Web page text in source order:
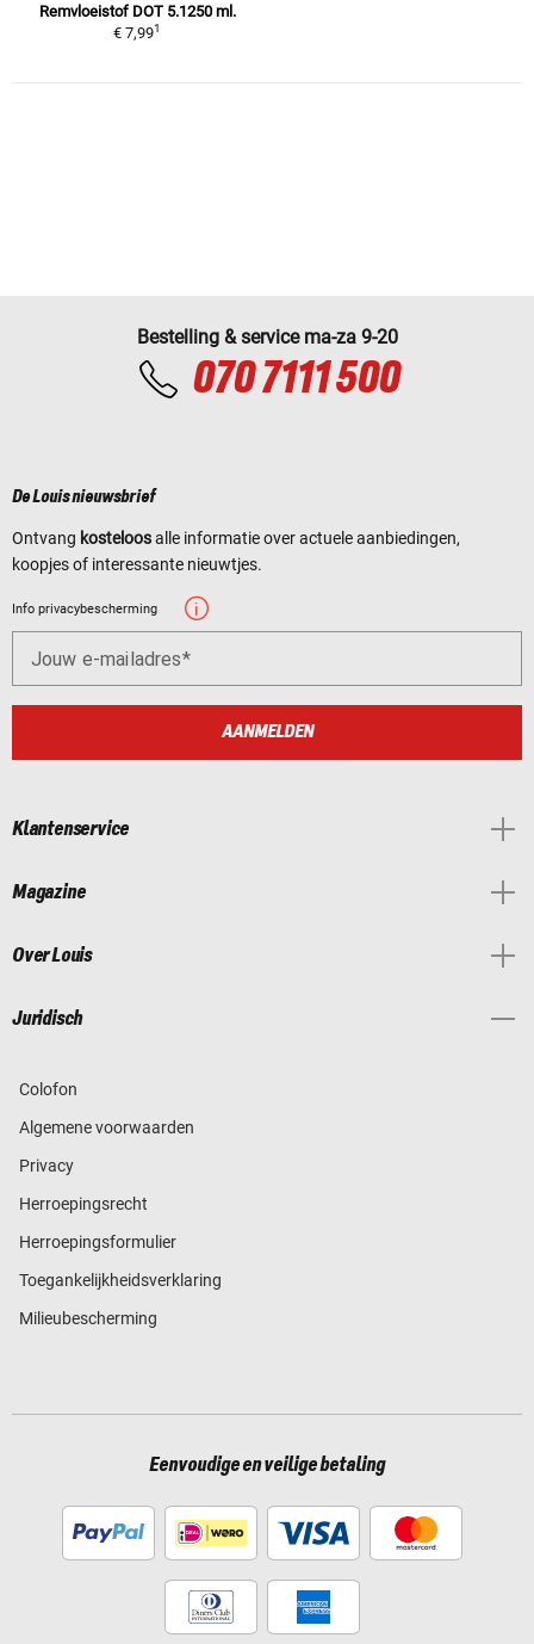
Remvloeistof DOT 5.1250 ml.
€ 7,991
Bestelling & service ma-za 9-20
070 7111 500
De Louis nieuwsbrief
Ontvang kosteloosalle informatie over actuele aanbiedingen,
koopjes of interessante nieuwtjes.
Info privacybescherming
Jouw e-mailadres
AANMELDEN
Klantenservice
Magazine
Over Louis
Juridisch
Colofon
Algemene voorwaarden
Privacy
Herroepingsrecht
Herroepingsformulier
Toegankelijkheidsverklaring
Milieubescherming
Eenvoudige en veilige betaling